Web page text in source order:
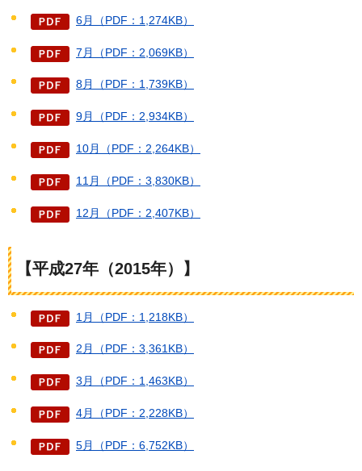
6月（PDF：1,274KB）
7月（PDF：2,069KB）
8月（PDF：1,739KB）
9月（PDF：2,934KB）
10月（PDF：2,264KB）
11月（PDF：3,830KB）
12月（PDF：2,407KB）
【平成27年（2015年）】
1月（PDF：1,218KB）
2月（PDF：3,361KB）
3月（PDF：1,463KB）
4月（PDF：2,228KB）
5月（PDF：6,752KB）